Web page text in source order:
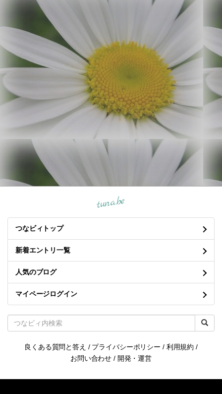
tuna.be
つなビィトップ
新着エントリ一覧
人気のブログ
マイページログイン
良くある質問と答え / プライバシーポリシー / 利用規約 /
お問い合わせ / 開発・運営